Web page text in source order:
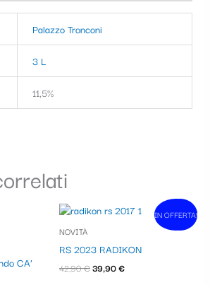
Palazzo Tronconi
3 L
11,5%
CA’
In vendita!
IN OFFERTA!
NOVITÀ
RS 2023 RADIKON
42,90€
Il
era:
39,90€
Il
è: